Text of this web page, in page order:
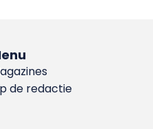
de redactie